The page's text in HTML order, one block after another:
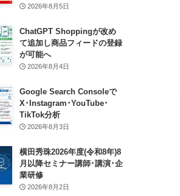
2026年8月5日
ChatGPT Shoppingが改め
て追加し商品フィードの登録
が可能へ
2026年8月4日
Google Search Consoleで
X･Instagram･YouTube･
TikTok分析
2026年8月3日
横田秀珠2026年度(令和8年)8
月以降セミナー講師･講演･企
業研修
2026年8月2日